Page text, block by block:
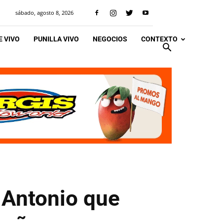
sábado, agosto 8, 2026
VIVO PUNILLA VIVO NEGOCIOS CONTEXTO
que